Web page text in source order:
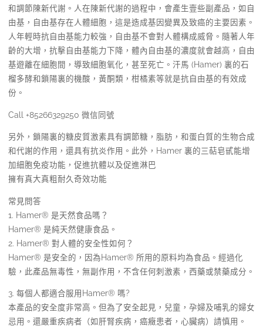
和調節陳新代謝。人在陳新代謝的過程中，會產生壹些副產品，如自
由基，自由基存在人體細胞，這是造成基因變異及致癌的主要因素。
人年輕時抗自由基能力較強，自由基不會對人體構成威脅。隨著人年
齡的大增，抗擊自由基能力下降，體內自由基的濃度就會越高，自由
基遊離在細胞間，導致細胞氧化，甚至死亡。汗馬 (Hamer) 裏的石
榴多酵和鎖陽裏的機酸，黃酮類，柑橘素等就是抗自由基的有效成
份。
Call +85266329250 微信同號
另外，鎖陽裏的糖皮質激素具有調節糖，脂肪，和蛋白質的生物合成
和代謝的作用，還具有抗炎作用。此外，Hamer 裏的三萜皂甙能增
加細胞免疫功能，促進抗體以及促進淋巴
擁有真大真粗耐久奇效功能
常見問答
1. Hamer® 是天然食品嗎？
Hamer® 是純天然健康食品。
2. Hamer® 對人體的安全性如何？
Hamer® 是安全的，因為Hamer® 所用的原料均為食品。經過化
驗，此產品無毒性，無副作用，不含任何刺激素，西藥或禁藥成分。
3. 每個人都適合服用Hamer® 嗎?
本產品的安全度非常高。但為了安全起見，兒童，孕婦及哺乳的婦女
忌用。還嚴重疾病者（如肝腎疾病，癌癥患者，心臟病）請慎用。